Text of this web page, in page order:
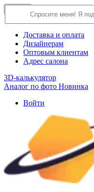
О компании
Доставка и оплата
Дизайнерам
Оптовым клиентам
Адрес салона
3D-калькулятор
Аналог по фото Новинка
Войти